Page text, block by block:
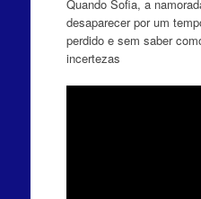
Quando Sofia, a
desaparecer por um
perdido e sem saber
incertezas